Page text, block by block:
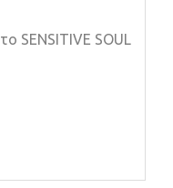
SENSITIVE SOUL